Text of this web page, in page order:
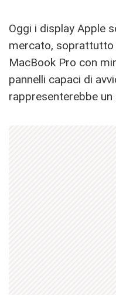
Oggi i display Apple
mercato, soprattutto
MacBook Pro con
pannelli capaci di
rappresenterebbe